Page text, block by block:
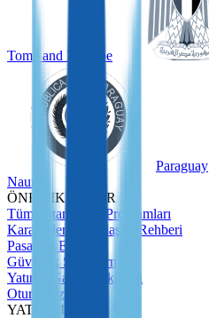
Tomé and Príncipe
Paraguay
Nauru
ÖNE ÇIKANLAR
Tüm Vatandaşlık Programları
Karayipler Vatandaşlık Rehberi
Pasaport Endeksi
Güvenlik Soruşturması
Yatırım Gayrimenkulleri
Oturum İzni
YATIRIMCILAR İÇİN